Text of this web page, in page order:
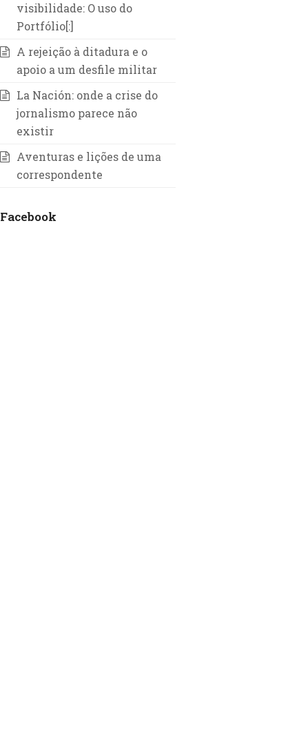
visibilidade: O uso do
Portfólio[:]
A rejeição à ditadura e o
apoio a um desfile militar
La Nación: onde a crise do
jornalismo parece não
existir
Aventuras e lições de uma
correspondente
Facebook